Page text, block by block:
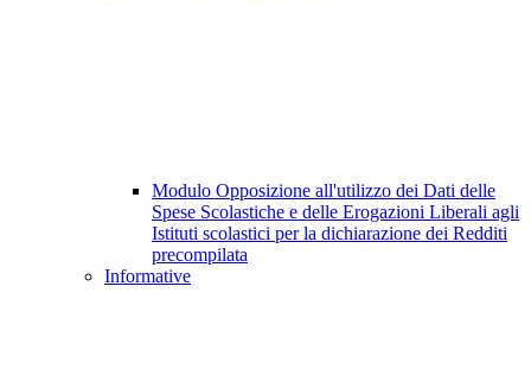
Modulo Opposizione all'utilizzo dei Dati delle
Spese Scolastiche e delle Erogazioni Liberali agli
Istituti scolastici per la dichiarazione dei Redditi
precompilata
Informative